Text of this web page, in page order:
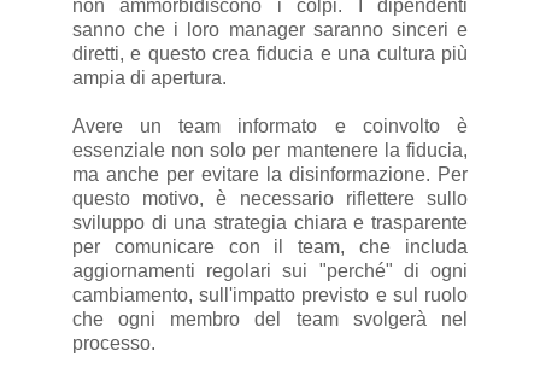
non ammorbidiscono i colpi. I dipendenti
sanno che i loro manager saranno sinceri e
diretti, e questo crea fiducia e una cultura più
ampia di apertura.
Avere un team informato e coinvolto è
essenziale non solo per mantenere la fiducia,
ma anche per evitare la disinformazione. Per
questo motivo, è necessario riflettere sullo
sviluppo di una strategia chiara e trasparente
per comunicare con il team, che includa
aggiornamenti regolari sui "perché" di ogni
cambiamento, sull'impatto previsto e sul ruolo
che ogni membro del team svolgerà nel
processo.